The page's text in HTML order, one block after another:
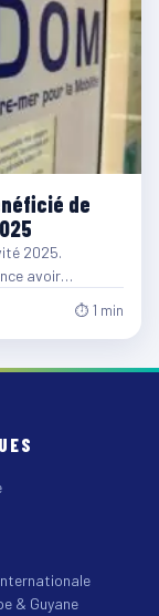
de
2025.
avoir…
⏱ 1 min
& Guyane